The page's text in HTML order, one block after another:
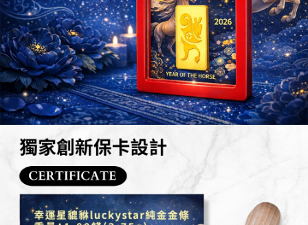
【注意事項】
1.本服務係由「台灣大哥大股份有限公司」（以下簡稱本公司）所提供，讓
用戶於交易時，得透過本服務購買商品或服務，並由商店將買賣／分期付款
買賣價金債權讓與本公司後，依約使用本公司帳單繳交帳款。
2.基於同意付款使用「大哥付你分期」之契約關係目的，商店將以您的個人
資料（包含姓名、電話或地址）提供予台灣大哥大進項蒐集、處理及利用，
由本公司與您本人進行分期帳單所需資料之確認、核對及更正。
3.完整用戶服務條款，請詳閱以下連結：https://oppay.tw/userRule
２．訂單成立數日內，您將收到繳費通知簡訊。
３．收到繳費通知簡訊後14天內，點擊此簡訊中的連結，可透過四大超商／
ATM／網路銀行／等多元方式進行付款，方視為交易完成。
※ 請注意：結帳手續完成當下不需立刻繳費，但若您需要取消訂單，請聯絡
購買商品的店家。未經商家同意取消之訂單仍視為有效，需透過AFTEE先享
後付繳納相關費用。
※ 交易是否成功請以「AFTEE先享後付 」之結帳頁面顯示為準，若有關於
是否繳費成功／繳費後需取消欲退款等相關疑問，請聯繫「AFTEE先享後付
客戶支援中心」https://netprotections.freshdesk.com/support/home
１．透過由恩沛科技股份有限公司提供之「AFTEE先享後付」服務完成之交
易，需依本服務之必要範圍內提供個人資料，並將交易相關給付款項請求債
權轉讓予恩沛科技股份有限公司。
２．關於個人資料處理事宜，請瀏覽以下網址：
３．未成年的使用者請事先徵得法定代理人或監護人之同意方可使用
「AFTEE先享後付」，若未經同意申辦者引起之損失，本公司不負相關責